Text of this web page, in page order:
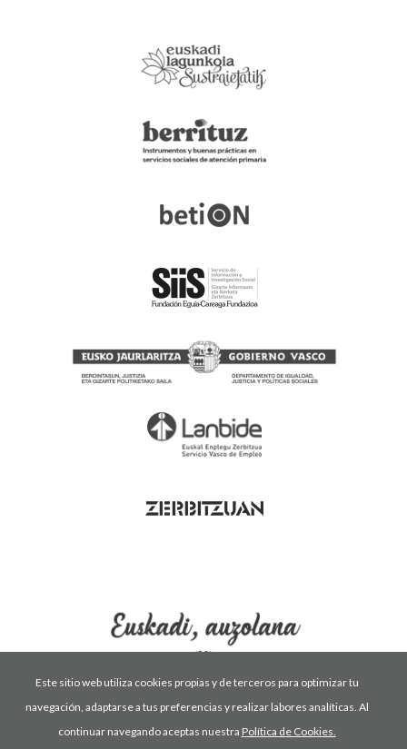
Condiciones de uso
Política de privacidad
Política de cookies
Este sitio web utiliza cookies propias y de terceros para optimizar tu
navegación, adaptarse a tus preferencias y realizar labores analíticas. Al
continuar navegando aceptas nuestra Política de Cookies.